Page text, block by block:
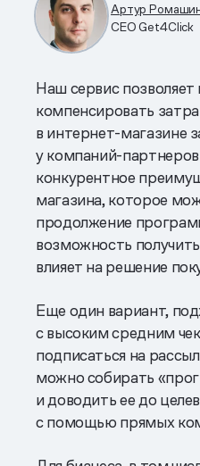
Артур
CEO Get4Click
Наш сервис позволяет
компенсировать
в интернет-магазине
у компаний-
конкурентное
магазина, которое
продолжение
возможность
влияет на решение
Еще один вариант,
с высоким средним
подписаться на
можно собирать
и доводить ее до
с помощью прямых